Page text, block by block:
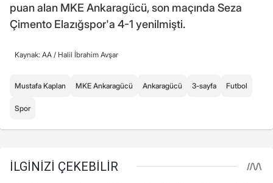
puan alan MKE Ankaragücü, son maçında Seza
Çimento Elazığspor'a 4-1 yenilmişti.
Kaynak: AA / Halil İbrahim Avşar
Mustafa Kaplan MKE Ankaragücü Ankaragücü 3-sayfa Futbol
Spor